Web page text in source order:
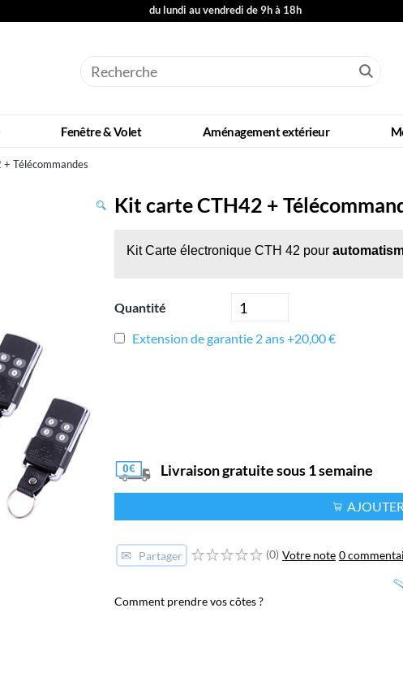
du lundi au vendredi de 9h à 18h
Fenêtre & Volet Aménagement extérieur
Télécommandes
Kit carte CTH42 +
Kit Carte électronique CTH 42 pour
Quantité
Extension de garantie 2 ans +20,00 €
Livraison gratuite sous 1 semaine
✉ Partager (0) Votre note 0
Comment prendre vos côtes ?